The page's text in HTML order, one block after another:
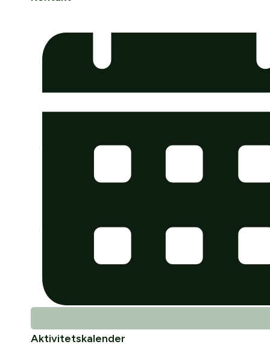
Aktivitetskalender